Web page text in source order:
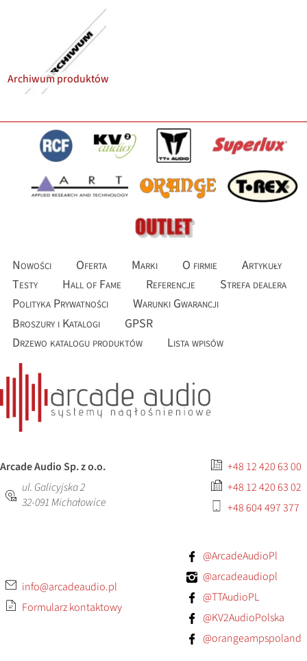
Archiwum produktów
Nowości Oferta Marki O firmie
Artykuły
Testy
Hall of Fame Referencje
Strefa dealera
Polityka Prywatności
Warunki Gwarancji
Broszury i Katalogi
GPSR
Drzewo katalogu produktów
Lista wpisów
Arcade Audio Sp. z o.o.
ul. Galicyjska 2
32-091Michałowice
+48 12 420 63 00
+48 12 420 63 02
+48 604 497 377
info@arcadeaudio.pl
Formularz kontaktowy
@ArcadeAudioPl
@arcadeaudiopl
@TTAudioPL
@KV2AudioPolska
@orangeampspoland